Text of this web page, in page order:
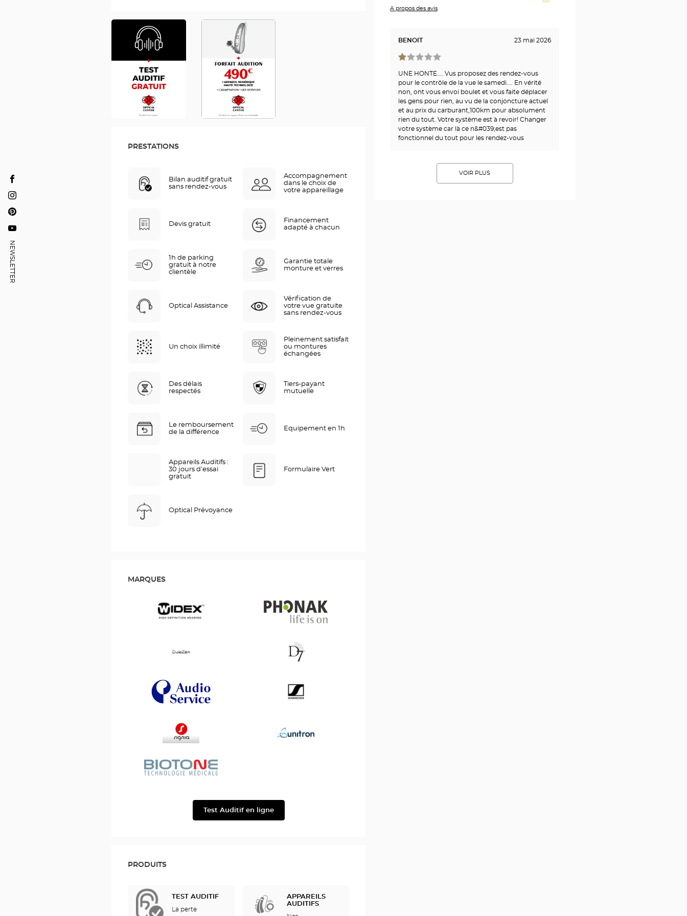
AUDIO
PRESTATIONS
Bilan auditif gratuit
sans rendez-vous
Accompagnement
dans le choix de
votre appareillage
Devis gratuit
Financement
adapté à chacun
1h de parking
gratuit à notre
clientèle
Garantie totale
monture et verres
Optical Assistance
Vérification de
votre vue gratuite
sans rendez-vous
Un choix illimité
Pleinement satisfait
ou montures
échangées
Des délais
respectés
Tiers-payant
mutuelle
Le remboursement
de la différence
Equipement en 1h
Appareils Auditifs :
30 jours d'essai
gratuit
Formulaire Vert
Optical Prévoyance
MARQUES
Ouïezen
AudioService
Signia
Test Auditif en ligne
PRODUITS
TEST AUDITIF
La perte
APPAREILS
AUDITIFS
A propos des avis
BENOIT 23 mai 2026
UNE HONTE.... Vus proposez des rendez-vous
pour le contrôle de la vue le samedi.... En vérité
non, ont vous envoi boulet et vous faite déplacer
les gens pour rien, au vu de la conjoncture actuel
et au prix du carburant,100km pour absolument
rien du tout. Votre système est à revoir! Changer
votre système car là ce n&#039;est pas
fonctionnel du tout pour les rendez-vous
VOIR PLUS
Audioprothésiste
BLOIS
-
VINEUIL
Optical
Center
Audioprothésiste
BLOIS
VINEUIL
Optical
Center
Audioprothésiste
BLOIS
-
VINEUIL
Optical
Center
Audioprothésiste
BLOIS
-
VINEUIL
Optical
NEWSLETTERDU
POINT
DE
VENTE